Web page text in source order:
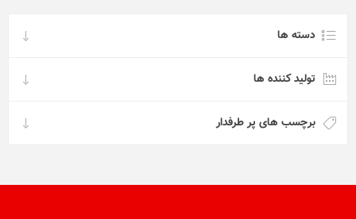
دسته ها
تولید کننده ها
برچسب های پر طرفدار